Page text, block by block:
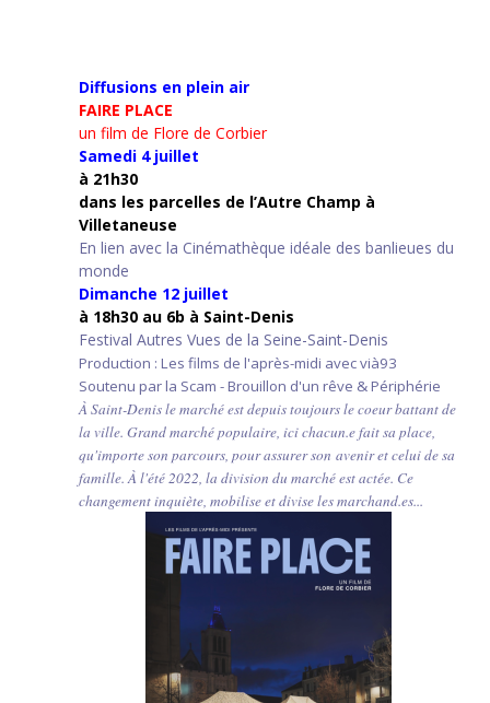
Diffusions en plein air
FAIRE PLACE
un film de Flore de Corbier
Samedi 4 juillet
à 21h30
dans les parcelles de l’Autre Champ à
Villetaneuse
En lien avec la Cinémathèque idéale des banlieues du
monde
Dimanche 12 juillet
à 18h30 au 6b à Saint-Denis
Festival Autres Vues de la Seine-Saint-Denis
Production : Les films de l'après-midi avec vià93
Soutenu par la Scam - Brouillon d'un rêve & Périphérie
À Saint-Denis le marché est depuis toujours le coeur battant de
la ville. Grand marché populaire, ici chacun.e fait sa place,
qu'importe son parcours, pour assurer son avenir et celui de sa
famille. À l'été 2022, la division du marché est actée. Ce
changement inquiète, mobilise et divise les marchand.es...